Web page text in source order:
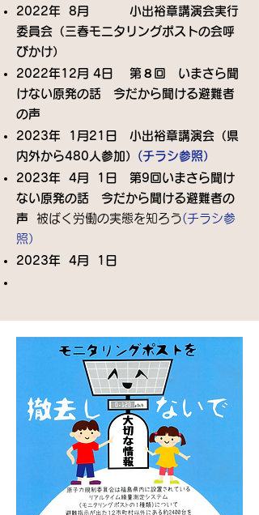
2022年 8月 小出裕章講演会実行
委員会（三春モニタリングポストの会呼
びかけ）
2022年12月 4日 第８回 いまさら聞
けない原発の話 今だから聞ける避難者
の声​
2023年 1月21日 小出裕章講演会（県
内外から480人参加） (チラシ参照）
2023年 4月 1日 第9回いまさら聞け
ない原発の話 今だから聞ける避難者の
声​ ​ 被ばく労働の実態を知ろう(チラシ参
照）
2023年 4月 1日